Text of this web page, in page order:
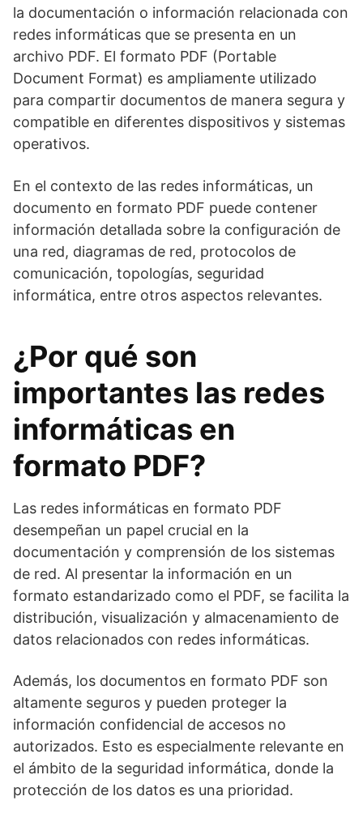
la documentación o información relacionada con
redes informáticas que se presenta en un
archivo PDF. El formato PDF (Portable
Document Format) es ampliamente utilizado
para compartir documentos de manera segura y
compatible en diferentes dispositivos y sistemas
operativos.
En el contexto de las redes informáticas, un
documento en formato PDF puede contener
información detallada sobre la configuración de
una red, diagramas de red, protocolos de
comunicación, topologías, seguridad
informática, entre otros aspectos relevantes.
¿Por qué son
importantes las redes
informáticas en
formato PDF?
Las redes informáticas en formato PDF
desempeñan un papel crucial en la
documentación y comprensión de los sistemas
de red. Al presentar la información en un
formato estandarizado como el PDF, se facilita la
distribución, visualización y almacenamiento de
datos relacionados con redes informáticas.
Además, los documentos en formato PDF son
altamente seguros y pueden proteger la
información confidencial de accesos no
autorizados. Esto es especialmente relevante en
el ámbito de la seguridad informática, donde la
protección de los datos es una prioridad.